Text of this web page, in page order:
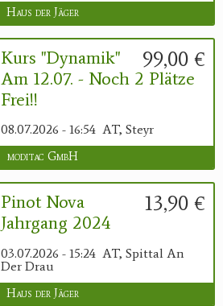
Haus der Jäger
99,00 €
Kurs "Dynamik"
Am 12.07. - Noch 2 Plätze
Frei!!
08.07.2026 - 16:54 AT, Steyr
moditac GmbH
13,90 €
Pinot Nova
Jahrgang 2024
03.07.2026 - 15:24 AT, Spittal An
Der Drau
Haus der Jäger